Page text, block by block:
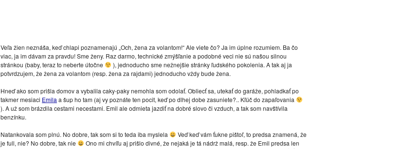
Veľa žien neznáša, keď chlapi poznamenajú „Och, žena za volantom!“ Ale viete čo? Ja im úplne rozumiem. Ba čo
viac, ja im dávam za pravdu! Sme ženy. Raz darmo, technické zmýšľanie a podobné veci nie sú našou silnou
stránkou (baby, teraz to neberte útočne
), jednoducho sme nežnejšie stránky ľudského pokolenia. A tak aj ja
potvrdzujem, že žena za volantom (resp. žena za rajdami) jednoducho vždy bude žena.
Hneď ako som prišla domov a vybalila caky-paky nemohla som odolať. Obliecť sa, utekať do garáže, pohladkať po
takmer mesiaci Emila a šup ho tam (aj vy poznáte ten pocit, keď po dlhej dobe zasuniete?.. Kľúč do zapaľovania
). A už som brázdila cestami necestami. Emil ale odmieta jazdiť na dobré slovo či vzduch, a tak som navštívila
benzínku.
Natankovala som plnú. No dobre, tak som si to teda iba myslela
Veď keď vám ťukne pištoľ, to predsa znamená, že
je full, nie? No dobre, tak nie
Ono mi chvíľu aj prišlo divné, že nejaká je tá nádrž malá, resp. že Emil predsa len